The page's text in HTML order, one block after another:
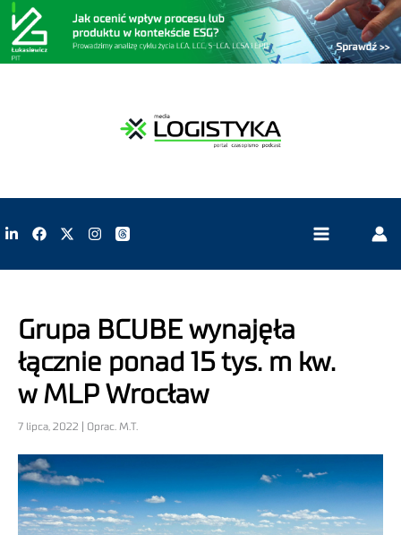
Grupa BCUBE wynajęła
łącznie ponad 15 tys. m kw.
w MLP Wrocław
7 lipca, 2022 | Oprac. M.T.